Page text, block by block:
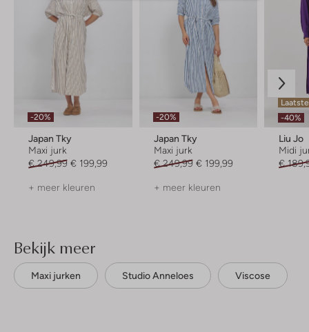
-20%
Japan Tky
Maxi jurk
€ 249,99 € 199,99
+ meer kleuren
-20%
Japan Tky
Maxi jurk
€ 249,99 € 199,99
+ meer kleuren
-40%
Liu Jo
Midi
€
Bekijk meer
Maxi jurken Studio Anneloes Viscose